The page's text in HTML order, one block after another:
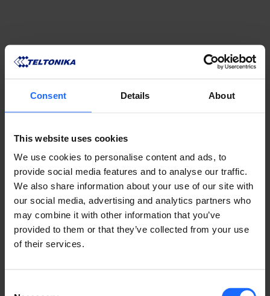
Consent Details About
This website uses cookies
We use cookies to personalise content and ads, to
provide social media features and to analyse our traffic.
We also share information about your use of our site with
our social media, advertising and analytics partners who
may combine it with other information that you’ve
provided to them or that they’ve collected from your use
of their services.